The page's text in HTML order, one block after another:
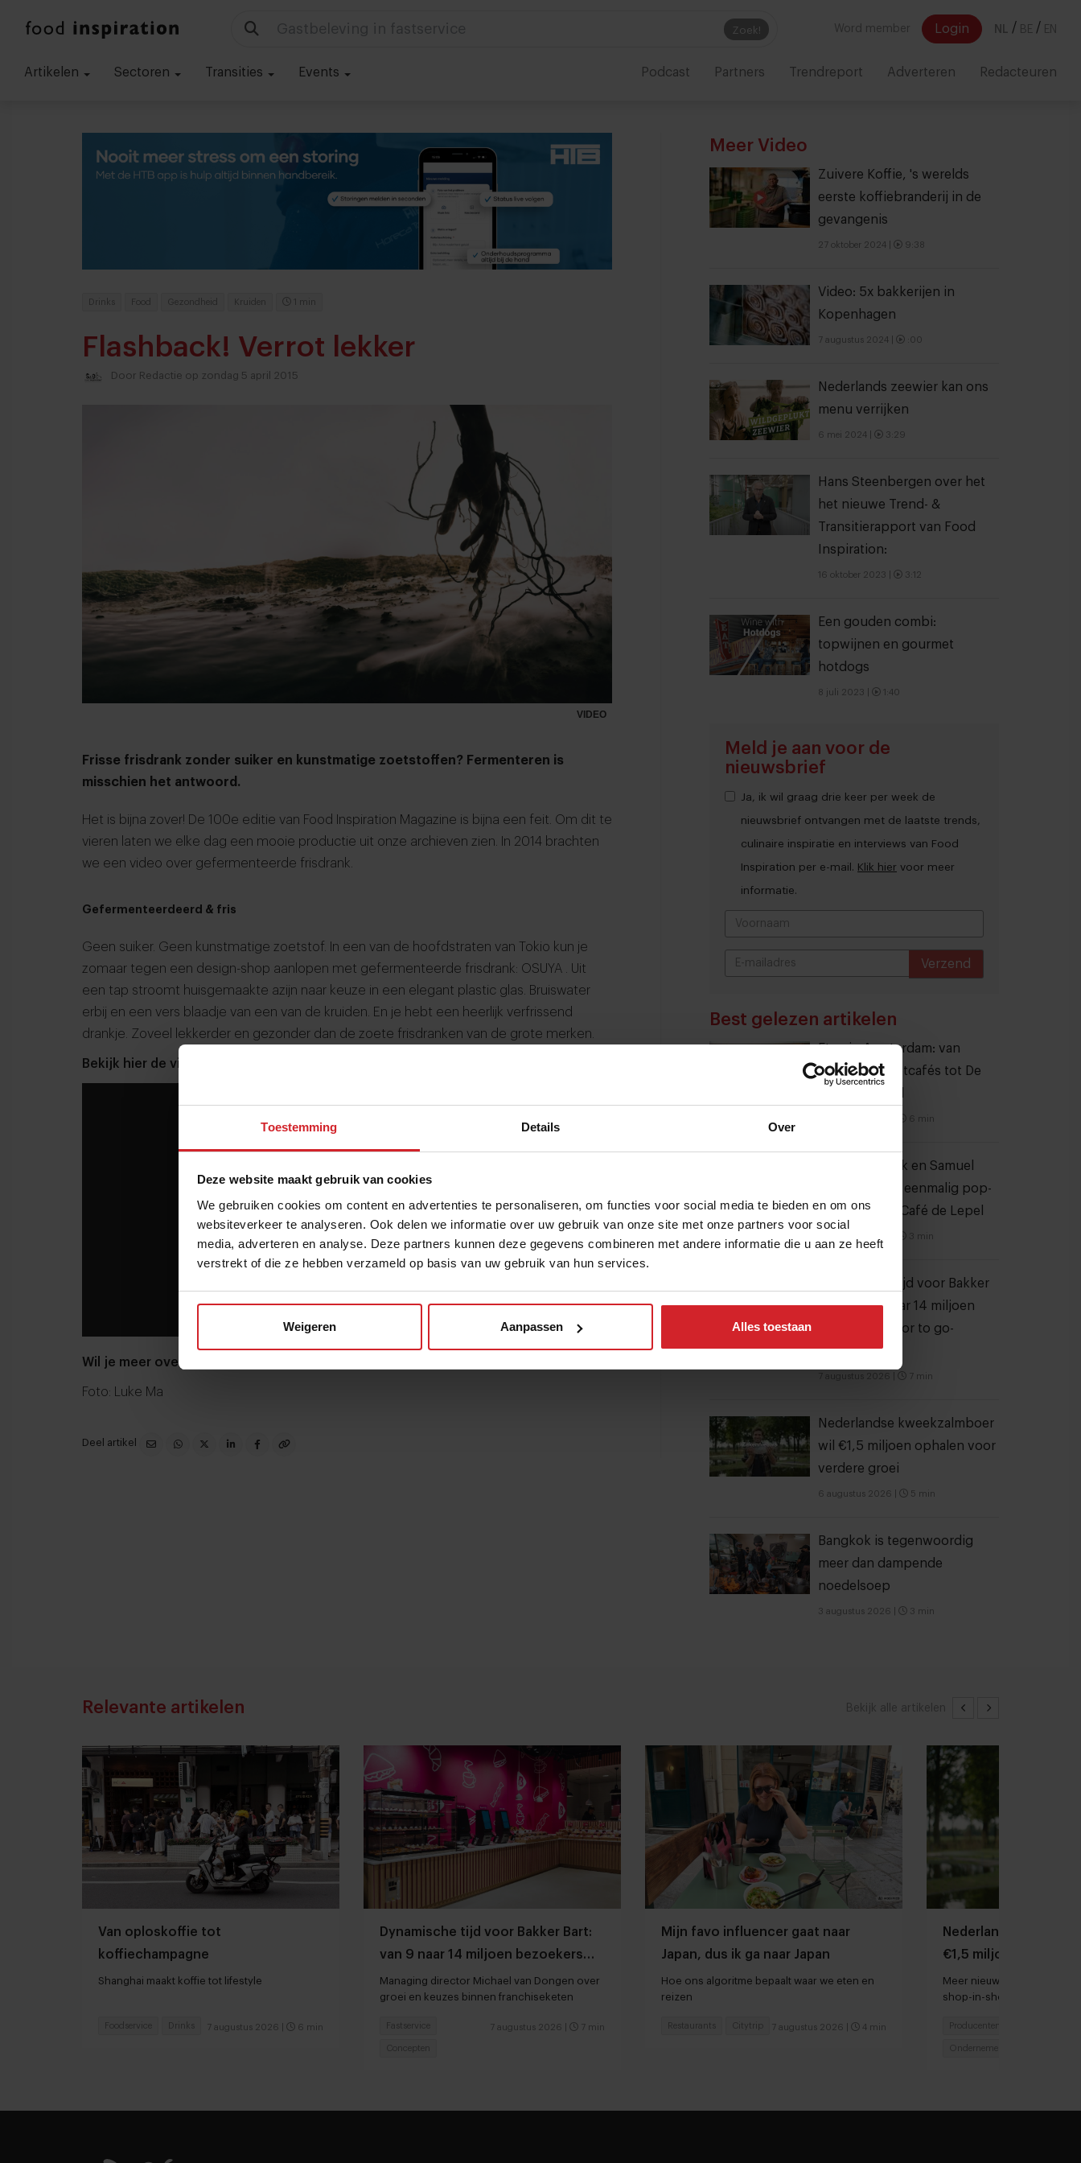
Toestemming Details Over
Deze website maakt gebruik van cookies
We gebruiken cookies om content en advertenties te personaliseren, om functies voor social media te bieden en om ons
websiteverkeer te analyseren. Ook delen we informatie over uw gebruik van onze site met onze partners voor social
media, adverteren en analyse. Deze partners kunnen deze gegevens combineren met andere informatie die u aan ze heeft
verstrekt of die ze hebben verzameld op basis van uw gebruik van hun services.
Weigeren Aanpassen Alles toestaan
Zoek!
Gastbeleving in fastservice Word member Login NL / BE / EN
Artikelen Sectoren Transities Events Podcast Partners Trendreport Adverteren Redacteuren
Drinks Food Gezondheid Kruiden 1 min
Flashback! Verrot lekker
Door Redactie op zondag 5 april 2015
VIDEO
Frisse frisdrank zonder suiker en kunstmatige zoetstoffen? Fermenteren is
misschien het antwoord.
Het is bijna zover! De 100e editie van Food Inspiration Magazine is bijna een feit. Om dit te
vieren laten we elke dag een mooie productie uit onze archieven zien. In 2014 brachten
we een video over gefermenteerde frisdrank.
Gefermenteerdeerd & fris
Geen suiker. Geen kunstmatige zoetstof. In een van de hoofdstraten van Tokio kun je
zomaar tegen een design-shop aanlopen met gefermenteerde frisdrank: OSUYA . Uit
een tap stroomt huisgemaakte azijn naar keuze in een elegant plastic glas. Bruiswater
erbij en een vers blaadje van een van de kruiden. En je hebt een heerlijk verfrissend
drankje. Zoveel lekkerder en gezonder dan de zoete frisdranken van de grote merken.
Bekijk hier de video:
Wil je meer over fermenteren lezen?
Foto: Luke Ma
Deel artikel
Meer Video
Zuivere Koffie, 's werelds
eerste koffiebranderij in de
gevangenis
27 oktober 2024 9:38
Video: 5x bakkerijen in
Kopenhagen
7 augustus 2024 :00
Nederlands zeewier kan ons
menu verrijken
6 mei 2024 3:29
Hans Steenbergen over het
het nieuwe Trend- &
Transitierapport van Food
Inspiration:
16 oktober 2023 3:12
Een gouden combi:
topwijnen en gourmet
hotdogs
8 juli 2023 1:40
Meld je aan voor de
nieuwsbrief
Ja, ik wil graag drie keer per week de
nieuwsbrief ontvangen met de laatste trends,
culinaire inspiratie en interviews van Food
Inspiration per e-mail. Klik hier voor meer
informatie.
Verzend
Best gelezen artikelen
Eten in Amsterdam: van
verscholen eetcafés tot De
6 min
Joris Bijdendijk en Samuel
Levie openen eenmalig pop-
uprestaurant Café de Lepel
3 min
Dynamische tijd voor Bakker
Bart: van 9 naar 14 miljoen
bezoekers door to go-
locaties
7 augustus 2026 7 min
Nederlandse kweekzalmboer
wil €1,5 miljoen ophalen voor
verdere groei
6 augustus 2026 5 min
Bangkok is tegenwoordig
meer dan dampende
noedelsoep
3 augustus 2026 3 min
Bekijk alle artikelen
Relevante artikelen
Van oploskoffie tot
koffiechampagne
Shanghai maakt koffie tot lifestyle
7 augustus 2026 6 min
Foodservice Drinks
Dynamische tijd voor Bakker Bart:
van 9 naar 14 miljoen bezoekers
door to go-locaties
Managing director Michael van Dongen over
groei en keuzes binnen franchiseketen
7 augustus 2026 7 min
Fastservice
Concepten
Mijn favo influencer gaat naar
Japan, dus ik ga naar Japan
Hoe ons algoritme bepaalt waar we eten en
reizen
7 augustus 2026 4 min
Restaurants Citytrip
Nederlandse
€1,5 miljoen ophalen
groei
Meer nieuws: chocolatier
shop-in-shops bij Rituals
Producenten
Ondernemen